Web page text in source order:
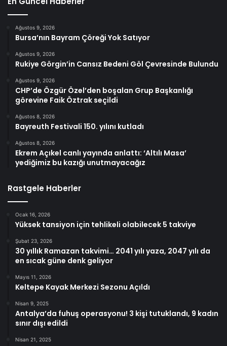
Ağustos 9, 2026
Bursa’nın Bayram Çöreği Yok Satıyor
Ağustos 9, 2026
Rukiye Görgin’in Cansız Bedeni Göl Çevresinde Bulundu
Ağustos 9, 2026
CHP’de Özgür Özel’den boşalan Grup Başkanlığı
görevine Faik Öztrak seçildi
Ağustos 8, 2026
Bayreuth Festivali 150. yılını kutladı
Ağustos 8, 2026
Ekrem Açıkel canlı yayında anlattı: ‘Altılı Masa’
yediğimiz bu kazığı unutmayacağız
Rastgele Haberler
Ocak 16, 2026
Yüksek tansiyon için tehlikeli olabilecek 5 takviye
Şubat 23, 2026
30 yıllık Ramazan takvimi… 2041 yılı yaza, 2047 yılı da
en sıcak güne denk geliyor
Mayıs 11, 2026
Keltepe Kayak Merkezi Sezonu Açıldı
Nisan 9, 2025
Antalya’da fuhuş operasyonu! 3 kişi tutuklandı, 9 kadın
sınır dışı edildi
Nisan 21, 2025